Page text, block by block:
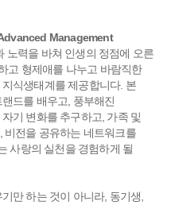
Management
노력을 바쳐 인생의 정점에 오른
고 형제애를 나누고 바람직한
식생태계를 제공합니다. 본
드를 배우고, 풍부해진
기 변화를 추구하고, 가족 및
비전을 공유하는 네트워크를
사랑의 실천을 경험하게 될
만 하는 것이 아니라, 동기생,